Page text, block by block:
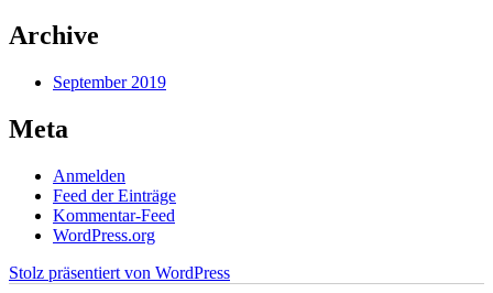
Archive
September 2019
Meta
Anmelden
Feed der Einträge
Kommentar-Feed
WordPress.org
Stolz präsentiert von WordPress